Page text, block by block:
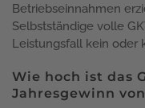
Betriebseinnahmen
Selbstständige volle
Leistungsfall kein oder
Wie hoch ist das
Jahresgewinn